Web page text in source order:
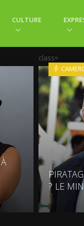
CULTURE
class=
? LE